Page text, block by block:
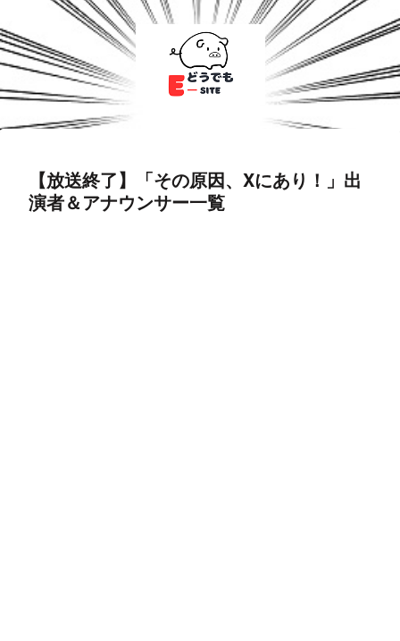
【放送終了】「その原因、Xにあり！」出
演者＆アナウンサー一覧